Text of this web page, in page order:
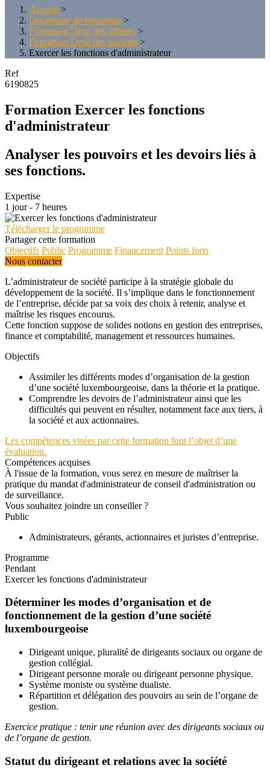
Accueil >
Organisme de formation >
Formation Droit des affaires >
Formation Droit des sociétés >
Exercer les fonctions d'administrateur
Ref
6190825
Formation Exercer les fonctions
d'administrateur
Analyser les pouvoirs et les devoirs liés à
ses fonctions.
Expertise
1 jour - 7 heures
Télécharger le programme
Partager cette formation
Objectifs Public Programme Financement Points forts
Nous contacter
L’administrateur de société participe à la stratégie globale du
développement de la société. Il s’implique dans le fonctionnement
de l’entreprise, décide par sa voix des choix à retenir, analyse et
maîtrise les risques encourus.
Cette fonction suppose de solides notions en gestion des entreprises,
finance et comptabilité, management et ressources humaines.
Objectifs
Assimiler les différents modes d’organisation de la gestion
d’une société luxembourgeoise, dans la théorie et la pratique.
Comprendre les devoirs de l’administrateur ainsi que les
difficultés qui peuvent en résulter, notamment face aux tiers, à
la société et aux actionnaires.
Les compétences visées par cette formation font l’objet d’une
évaluation.
Compétences acquises
À l'issue de la formation, vous serez en mesure de maîtriser la
pratique du mandat d'administrateur de conseil d'administration ou
de surveillance.
Vous souhaitez joindre un conseiller ?
Public
Administrateurs, gérants, actionnaires et juristes d’entreprise.
Programme
Pendant
Exercer les fonctions d'administrateur
Déterminer les modes d’organisation et de
fonctionnement de la gestion d’une société
luxembourgeoise
Dirigeant unique, pluralité de dirigeants sociaux ou organe de
gestion collégial.
Dirigeant personne morale ou dirigeant personne physique.
Système moniste ou système dualiste.
Répartition et délégation des pouvoirs au sein de l’organe de
gestion.
Exercice pratique : tenir une réunion avec des dirigeants sociaux ou
de l’organe de gestion.
Statut du dirigeant et relations avec la société